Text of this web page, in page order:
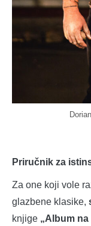
Priručnik za
Za one koji vole
glazbene klasike,
knjige „Album